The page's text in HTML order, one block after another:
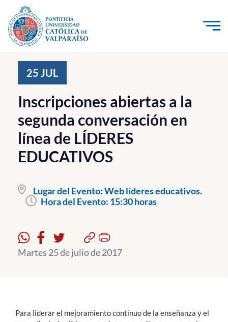
Click acá para ir directamente al contenido
Investigación, Creación e Innovación
PUCV Internacional
Vinculación con el Medio
Admisión
Pregrado
Postgrado
Estudiantes
Alumni
25 JUL
Inscripciones abiertas a la
segunda conversación en
línea de LÍDERES
EDUCATIVOS
Lugar del Evento:Web líderes educativos.
Hora del Evento: 15:30 horas
Martes 25 de julio de 2017
Para liderar el mejoramiento continuo de la enseñanza y el